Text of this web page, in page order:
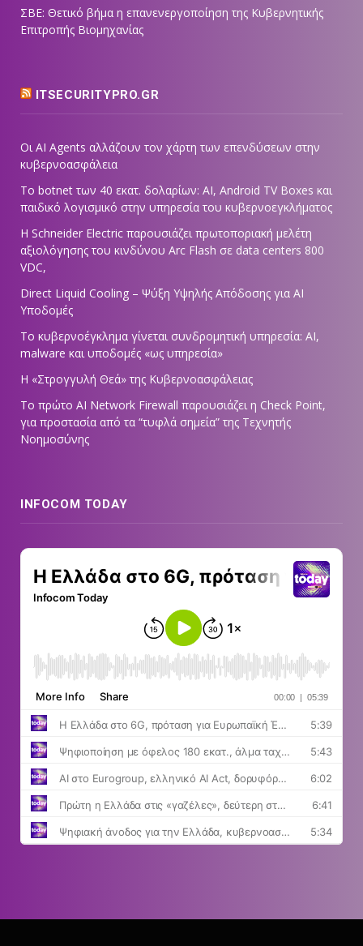
ΣΒΕ: Θετικό βήμα η επανενεργοποίηση της Κυβερνητικής
Επιτροπής Βιομηχανίας
ITSECURITYPRO.GR
Οι AI Agents αλλάζουν τον χάρτη των επενδύσεων στην
κυβερνοασφάλεια
Το botnet των 40 εκατ. δολαρίων: AI, Android TV Boxes και
παιδικό λογισμικό στην υπηρεσία του κυβερνοεγκλήματος
Η Schneider Electric παρουσιάζει πρωτοποριακή μελέτη
αξιολόγησης του κινδύνου Arc Flash σε data centers 800
VDC,
Direct Liquid Cooling – Ψύξη Υψηλής Απόδοσης για AI
Υποδομές
Το κυβερνοέγκλημα γίνεται συνδρομητική υπηρεσία: AI,
malware και υποδομές «ως υπηρεσία»
Η «Στρογγυλή Θεά» της Κυβερνοασφάλειας
Tο πρώτο AI Network Firewall παρουσιάζει η Check Point,
για προστασία από τα “τυφλά σημεία” της Τεχνητής
Νοημοσύνης
INFOCOM TODAY